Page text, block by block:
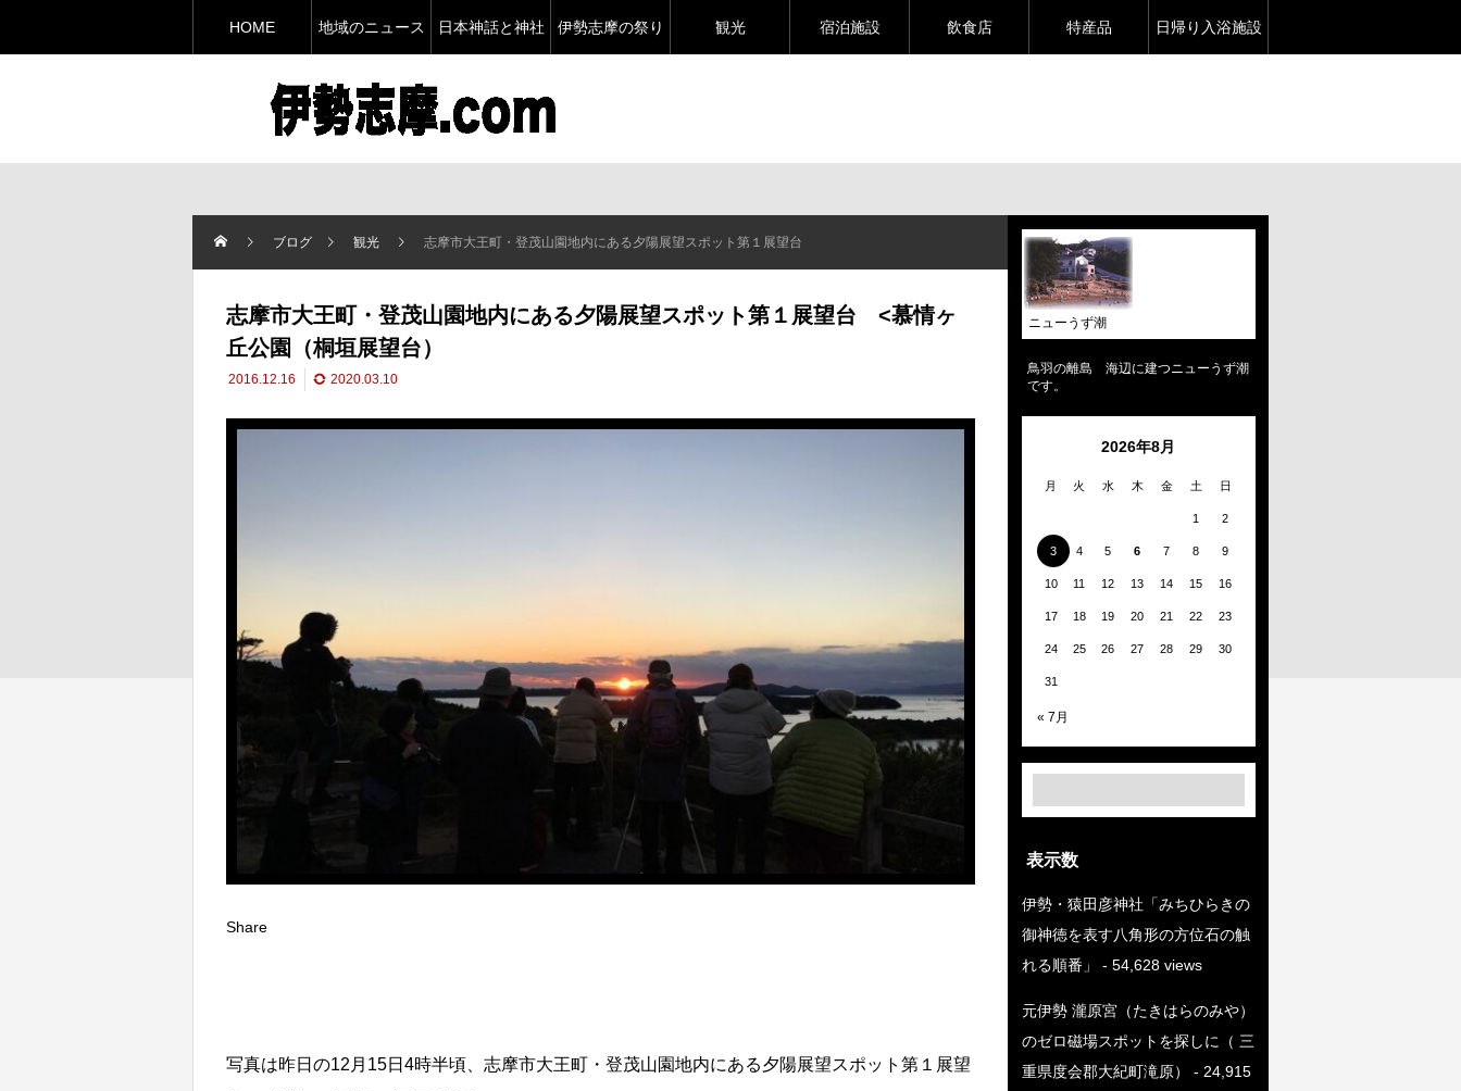
HOME 地域のニュース 日本神話と神社 伊勢志摩の祭り 観光 宿泊施設 飲食店 特産品 日帰り入浴施設
ブログ 観光 志摩市大王町・登茂山園地内にある夕陽展望スポット第１展望台
志摩市大王町・登茂山園地内にある夕陽展望スポット第１展望台 <慕情ヶ
丘公園（桐垣展望台）
2016.12.16 2020.03.10
Share
写真は昨日の12月15日4時半頃、志摩市大王町・登茂山園地内にある夕陽展望スポット第１展望
ニューうず潮
鳥羽の離島 海辺に建つニューうず潮
です。
2026年8月
月 火 水 木 金 土 日
1 2
3 4 5 6 7 8 9
10 11 12 13 14 15 16
17 18 19 20 21 22 23
24 25 26 27 28 29 30
31
« 7月
表示数
伊勢・猿田彦神社「みちひらきの
御神徳を表す八角形の方位石の触
れる順番」
- 54,628 views
元伊勢 瀧原宮（たきはらのみや）
のゼロ磁場スポットを探しに（ 三
重県度会郡大紀町滝原）
- 24,915